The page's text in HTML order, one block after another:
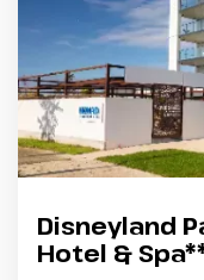
Disneyland
Hotel &